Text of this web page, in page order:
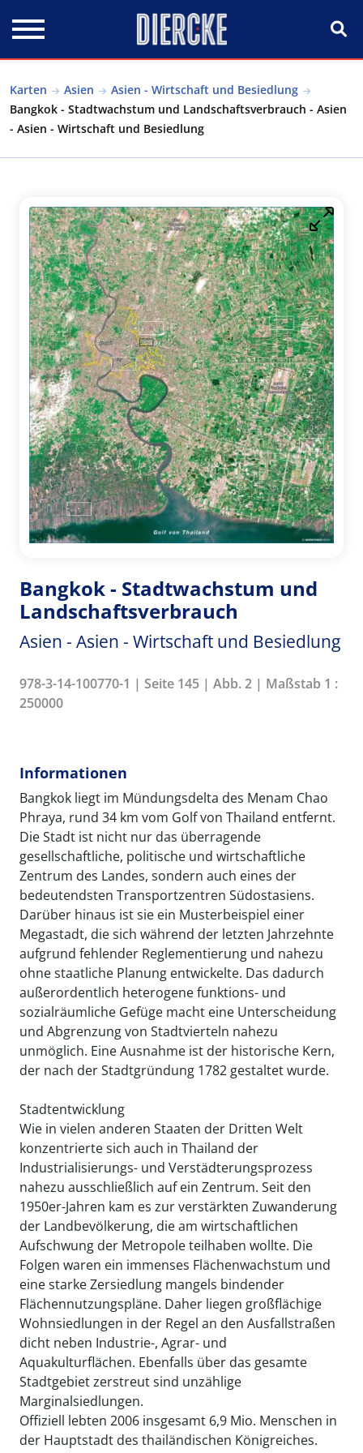
Karten Asien
Asien - Wirtschaft und Besiedlung
Bangkok - Stadtwachstum und Landschaftsverbrauch - Asien
- Asien - Wirtschaft und Besiedlung
Bangkok - Stadtwachstum und
Landschaftsverbrauch
Asien - Asien - Wirtschaft und Besiedlung
978-3-14-100770-1 | Seite 145 | Abb. 2 | Maßstab 1 :
250000
Informationen
Bangkok liegt im Mündungsdelta des Menam Chao
Phraya, rund 34 km vom Golf von Thailand entfernt.
Die Stadt ist nicht nur das überragende
gesellschaftliche, politische und wirtschaftliche
Zentrum des Landes, sondern auch eines der
bedeutendsten Transportzentren Südostasiens.
Darüber hinaus ist sie ein Musterbeispiel einer
Megastadt, die sich während der letzten Jahrzehnte
aufgrund fehlender Reglementierung und nahezu
ohne staatliche Planung entwickelte. Das dadurch
außerordentlich heterogene funktions- und
sozialräumliche Gefüge macht eine Unterscheidung
und Abgrenzung von Stadtvierteln nahezu
unmöglich. Eine Ausnahme ist der historische Kern,
der nach der Stadtgründung 1782 gestaltet wurde.
Stadtentwicklung
Wie in vielen anderen Staaten der Dritten Welt
konzentrierte sich auch in Thailand der
Industrialisierungs- und Verstädterungsprozess
nahezu ausschließlich auf ein Zentrum. Seit den
1950er-Jahren kam es zur verstärkten Zuwanderung
der Landbevölkerung, die am wirtschaftlichen
Aufschwung der Metropole teilhaben wollte. Die
Folgen waren ein immenses Flächenwachstum und
eine starke Zersiedlung mangels bindender
Flächennutzungspläne. Daher liegen großflächige
Wohnsiedlungen in der Regel an den Ausfallstraßen
dicht neben Industrie-, Agrar- und
Aquakulturflächen. Ebenfalls über das gesamte
Stadtgebiet zerstreut sind unzählige
Marginalsiedlungen.
Offiziell lebten 2006 insgesamt 6,9 Mio. Menschen in
der Hauptstadt des thailändischen Königreiches.